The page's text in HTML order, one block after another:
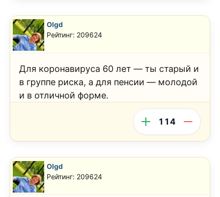
Olgd
Рейтинг: 209624
Для коронавируса 60 лет — ты старый и
в группе риска, а для пенсии — молодой
и в отличной форме.
114
Olgd
Рейтинг: 209624